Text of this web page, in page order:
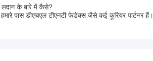
के बारे में कैसे?
पास डीएचएल टीएनटी फेडेक्स जैसे कई कूरियर पार्टनर हैं।